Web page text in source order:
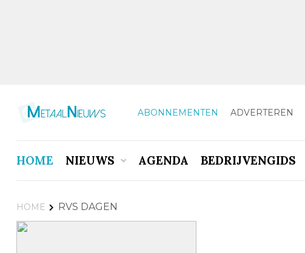
ABONNEMENTEN ADVERTEREN
HOME NIEUWS AGENDA BEDRIJVENGIDS
HOME RVS DAGEN